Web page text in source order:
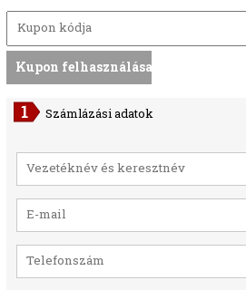
Számlázási adatok